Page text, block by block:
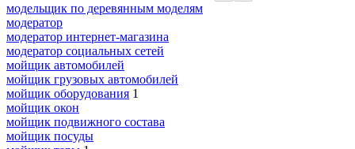
модельщик по деревянным моделям
модератор
модератор интернет-магазина
модератор социальных сетей
мойщик автомобилей
мойщик грузовых автомобилей
мойщик оборудования 1
мойщик окон
мойщик подвижного состава
мойщик посуды